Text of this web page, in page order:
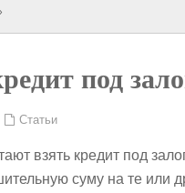
под
Статьи
взять кредит под
суму на те или